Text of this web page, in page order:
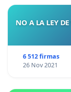
NO A LA LEY
6 512 firmas
26 Nov 2021